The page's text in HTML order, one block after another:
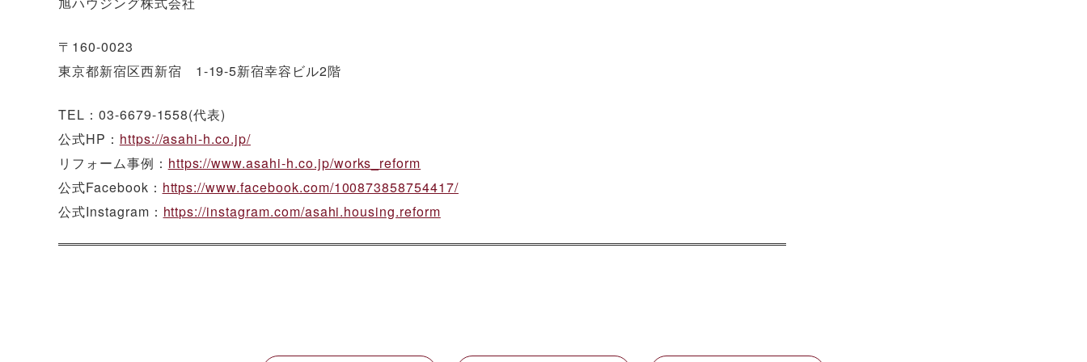
〒160-0023
東京都新宿区西新宿 1-19-5新宿幸容ビル2階
TEL：03-6679-1558(代表)
公式HP： https://asahi-h.co.jp/
リフォーム事例： https://www.asahi-h.co.jp/works_reform
公式Facebook： https://www.facebook.com/100873858754417/
公式Instagram： https://instagram.com/asahi.housing.reform